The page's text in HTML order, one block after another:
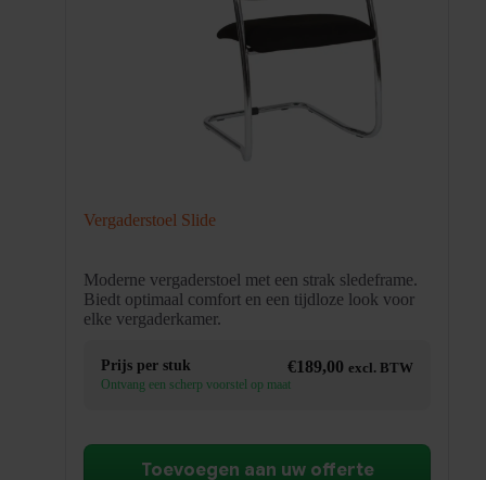
Vergaderstoel Slide
Moderne vergaderstoel met een strak sledeframe.
Biedt optimaal comfort en een tijdloze look voor
elke vergaderkamer.
Prijs per stuk €189,00 excl. BTW
Ontvang een scherp voorstel op maat
Toevoegen aan uw offerte